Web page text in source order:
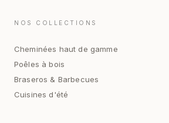
NOS COLLECTIONS
Cheminées haut de gamme
Poêles à bois
Braseros & Barbecues
Cuisines d'été